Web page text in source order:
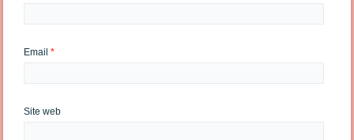
Email*
Site web